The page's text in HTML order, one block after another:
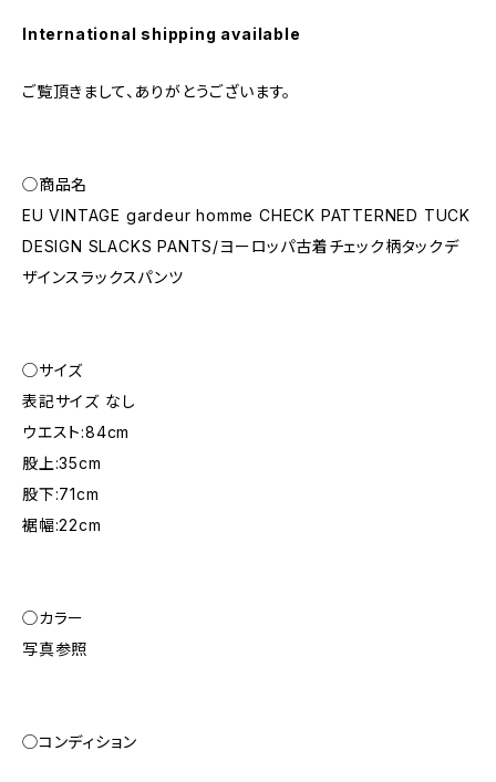
International shipping available
ご覧頂きまして、ありがとうございます。
◯商品名
EU VINTAGE gardeur homme CHECK PATTERNED TUCK
DESIGN SLACKS PANTS/ヨーロッパ古着チェック柄タックデ
ザインスラックスパンツ
◯サイズ
表記サイズ なし
ウエスト:84cm
股上:35cm
股下:71cm
裾幅:22cm
◯カラー
写真参照
◯コンディション